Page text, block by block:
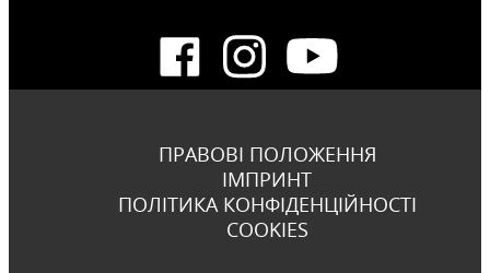
ПРАВОВІ ПОЛОЖЕННЯ
ІМПРИНТ
ПОЛІТИКА КОНФІДЕНЦІЙНОСТІ
COOKIES